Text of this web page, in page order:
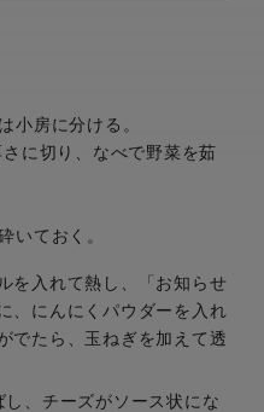
小房に分ける。
に切り、なべで野菜を茹
いておく。
を入れて熱し、「お知らせ
、にんにくパウダーを入れ
でたら、玉ねぎを加えて透
、チーズがソース状にな